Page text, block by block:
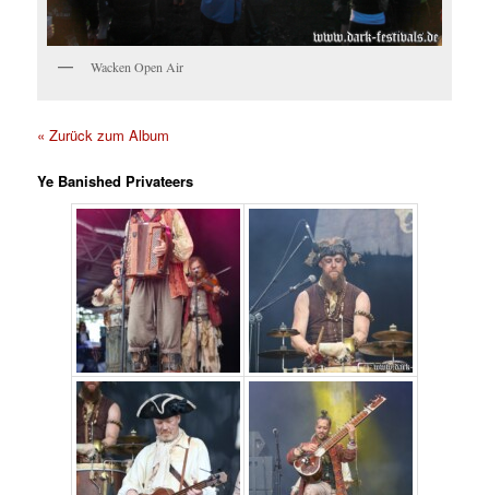
Wacken Open Air
« Zurück zum Album
Ye Banished Privateers